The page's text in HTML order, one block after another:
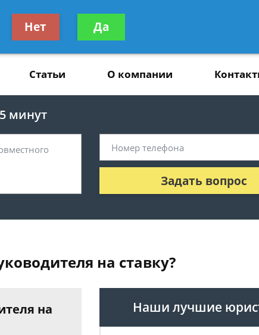
Получите консультацию
бесплатно
Статьи О компании
минут
Задать вопрос
на ставку?
на
Наши лучшие
Нет Да